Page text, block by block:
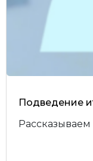
Подведение